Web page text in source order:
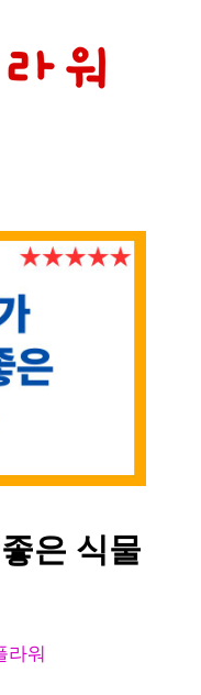
은 식물
라워